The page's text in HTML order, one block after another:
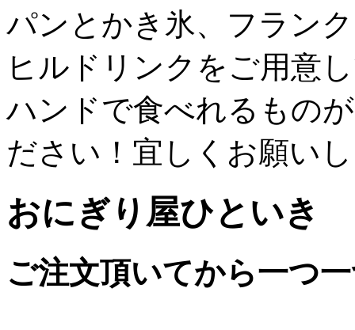
パンとかき氷、フラン
ヒルドリンクをご用意
ハンドで食べれるもの
ださい！宜しくお願い
おにぎり屋ひといき
ご注文頂いてから一つ